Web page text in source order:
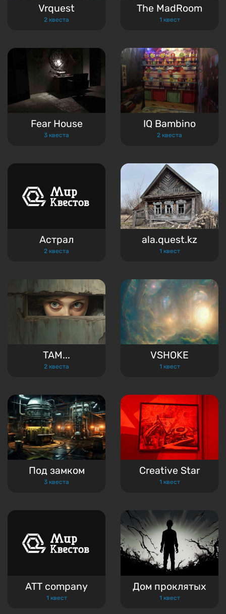
Vrquest
2 квеста
The MadRoom
1 квест
Fear House
3 квеста
IQ Bambino
2 квеста
Астрал
2 квеста
ala.quest.kz
1 квест
TAM...
2 квеста
VSHOKE
1 квест
Под замком
3 квеста
Creative Star
1 квест
ATT company
1 квест
Дом проклятых
1 квест